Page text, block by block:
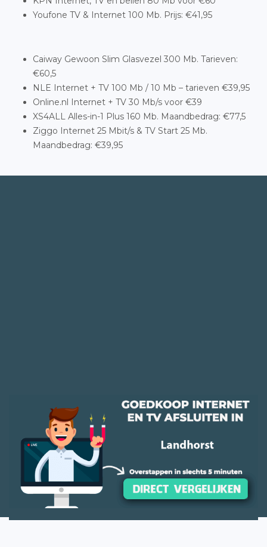
Youfone TV & Internet 100 Mb. Prijs: €41,95
Caiway Gewoon Slim Glasvezel 300 Mb. Tarieven:
€60,5
NLE Internet + TV 100 Mb / 10 Mb – tarieven €39,95
Online.nl Internet + TV 30 Mb/s voor €39
XS4ALL Alles-in-1 Plus 160 Mb. Maandbedrag: €77,5
Ziggo Internet 25 Mbit/s & TV Start 25 Mb.
Maandbedrag: €39,95